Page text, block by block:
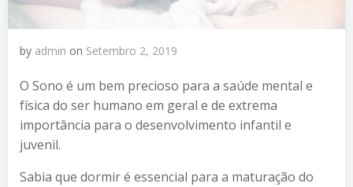
by admin on Setembro 2, 2019
O Sono é um bem precioso para a saúde mental e
física do ser humano em geral e de extrema
importância para o desenvolvimento infantil e
juvenil.
Sabia que dormir é essencial para a maturação do